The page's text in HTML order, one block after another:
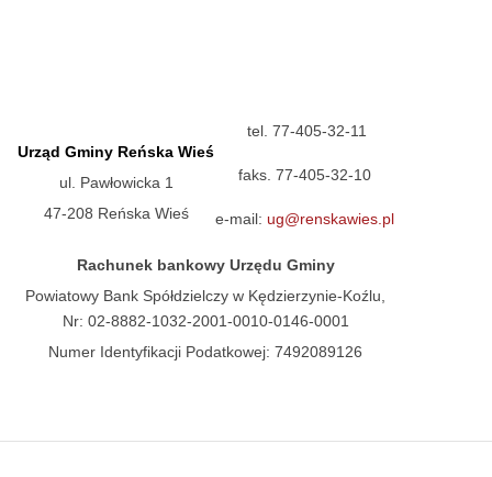
Urząd Gminy Reńska Wieś
ul. Pawłowicka 1
47-208 Reńska Wieś
tel. 77-405-32-11
faks. 77-405-32-10
e-mail: ug@renskawies.pl
Rachunek bankowy Urzędu Gminy
Powiatowy Bank Spółdzielczy w Kędzierzynie-Koźlu,
Nr: 02-8882-1032-2001-0010-0146-0001
Numer Identyfikacji Podatkowej: 7492089126